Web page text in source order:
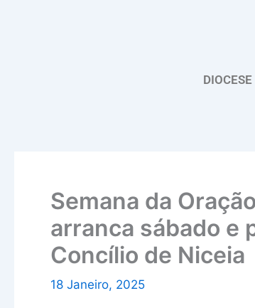
DIOCESE
Semana da
arranca sábado e
Concílio de Niceia
18 Janeiro, 2025